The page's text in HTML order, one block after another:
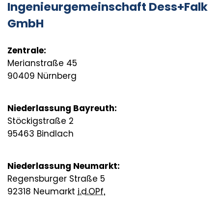
Ingenieurgemeinschaft Dess+Falk
GmbH
Zentrale:
Merianstraße 45
90409 Nürnberg
Niederlassung Bayreuth:
Stöckigstraße 2
95463 Bindlach
Niederlassung Neumarkt:
Regensburger Straße 5
92318 Neumarkt i.d.OPf.